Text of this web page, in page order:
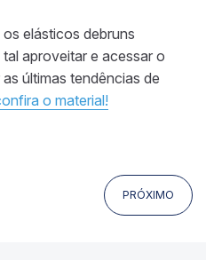
elásticos debruns
aproveitar e acessar o
últimas tendências de
o material!
PRÓXIMO